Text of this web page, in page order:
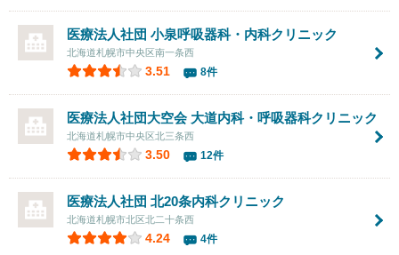
医療法人社団 小泉呼吸器科・内科クリニック
北海道札幌市中央区南一条西
3.51 8件
医療法人社団大空会 大道内科・呼吸器科クリニック
北海道札幌市中央区北三条西
3.50 12件
医療法人社団 北20条内科クリニック
北海道札幌市北区北二十条西
4.24 4件